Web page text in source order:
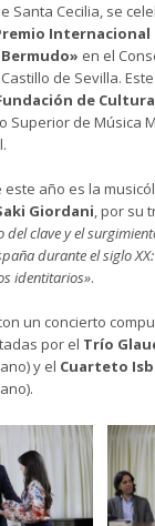
Santa Cecilia, se
en el
de Sevilla.
de
Superior de Música
año es la
Giordani, por su
del clave y el
durante el siglo
identitarios».
un concierto
por el Trío
y el Cuarteto